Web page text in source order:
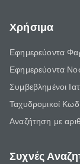
Χρήσιμα
Εφημερεύοντα
Εφημερεύοντα
Συμβεβλημένοι
Ταχυδρομικοί
Αναζήτηση με
Συχνές